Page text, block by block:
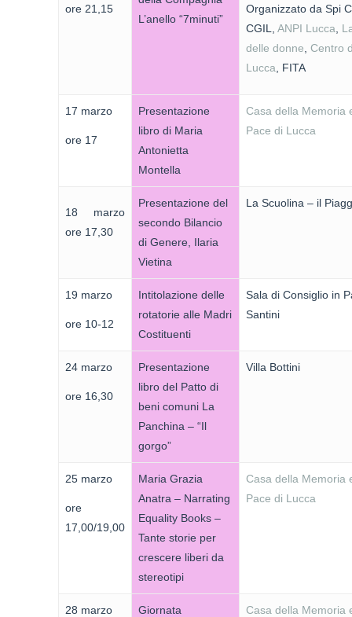
ore 21,15
L’anello “7minuti”
Organizzato da Spi
CGIL, ANPI Lucca
delle donne Centro
Lucca , FITA
17 marzo
ore 17
Presentazione
libro di Maria
Antonietta
Montella
Casa della Memoria
Pace di Lucca
18 marzo
ore 17,30
Presentazione del
secondo Bilancio
di Genere, Ilaria
Vietina
La Scuolina – il
19 marzo
ore 10-12
Intitolazione delle
rotatorie alle Madri
Costituenti
Sala di Consiglio in
Santini
24 marzo
ore 16,30
Presentazione
libro del Patto di
beni comuni La
Panchina – “Il
gorgo”
Villa Bottini
25 marzo
ore
17,00/19,00
Maria Grazia
Anatra – Narrating
Equality Books –
Tante storie per
crescere liberi da
stereotipi
Casa della Memoria
Pace di Lucca
28 marzo Giornata Casa della Memoria